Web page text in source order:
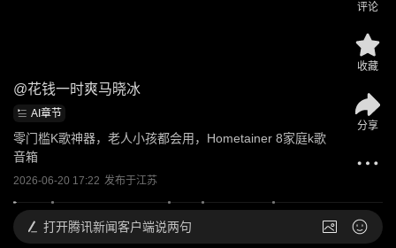
@花钱一时爽马晓冰
AI章节
零门槛K歌神器，老人小孩都会用，Hometainer 8家庭k歌
音箱
2026-06-20 17:22 发布于江苏
评论
收藏
分享
打开腾讯新闻客户端说两句